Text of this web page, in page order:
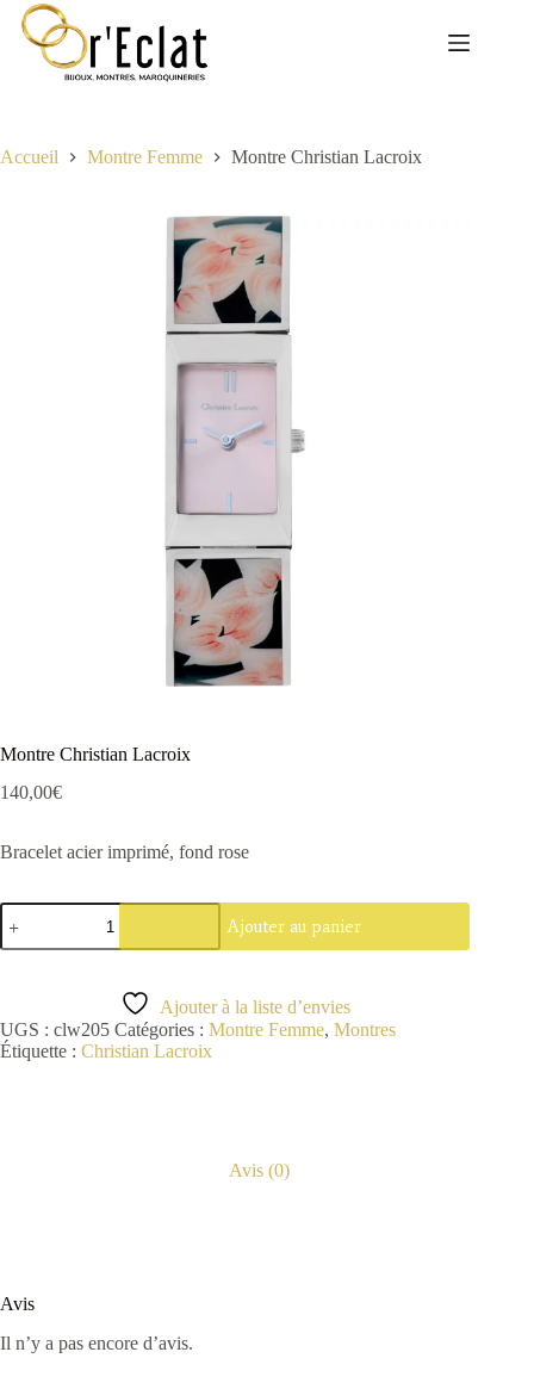
Passer
contenu
Accueil Montre Femme Montre Christian Lacroix
Montre Christian Lacroix
140,00€
Bracelet acier imprimé, fond rose
quantité
de
Montre
Ajouter au panier
Ajouter à la liste d’envies
UGS : clw205 Catégories : Montre Femme, Montres
Étiquette : Christian Lacroix
Avis (0)
Avis
Il n’y a pas encore d’avis.